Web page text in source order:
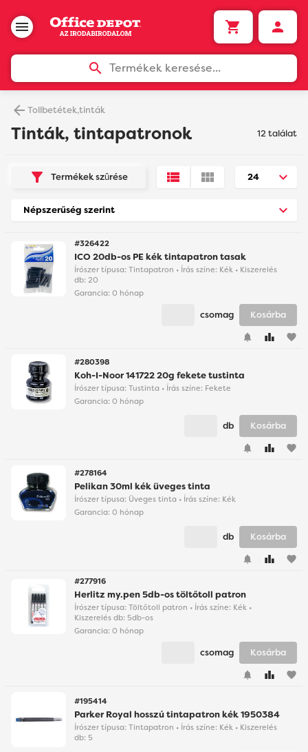
Termékek keresése...
Tollbetétek,tinták
12 találat
Tinták, tintapatronok
Termékek szûrése
#326422
ICO 20db-os PE kék tintapatron tasak
Írószer típusa: Tintapatron • Írás színe: Kék • Kiszerelés
db: 20
Garancia: 0 hónap
favorite
csomag Kosárba
#280398
Koh-I-Noor 141722 20g fekete tustinta
Írószer típusa: Tustinta • Írás színe: Fekete
Garancia: 0 hónap
favorite
db Kosárba
#278164
Pelikan 30ml kék üveges tinta
Írószer típusa: Üveges tinta • Írás színe: Kék
Garancia: 0 hónap
favorite
db Kosárba
#277916
Herlitz my.pen 5db-os töltőtoll patron
Írószer típusa: Töltőtoll patron • Írás színe: Kék •
Kiszerelés db: 5db-os
Garancia: 0 hónap
favorite
csomag Kosárba
#195414
Parker Royal hosszú tintapatron kék 1950384
Írószer típusa: Tintapatron • Írás színe: Kék • Kiszerelés
db: 5